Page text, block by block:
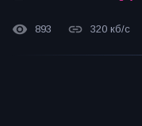
893 320 кб/с